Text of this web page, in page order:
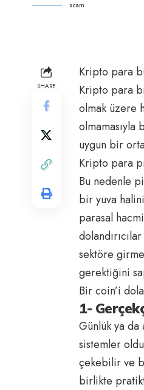
scam
SHARE
Kripto para
Kripto para
olmak üzere
olmamasıyla
uygun bir
Kripto para
Bu nedenle
bir yuva
parasal
sektöre
gerektiğini
Bir coin’i
1-
Günlük ya da
sistemler
çekebilir ve
birlikte